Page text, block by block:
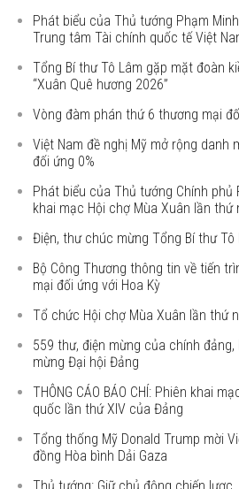
Phát biểu của Thủ tướng Phạm
Trung tâm Tài chính quốc tế Việt
Tổng Bí thư Tô Lâm gặp mặt đoàn
“Xuân Quê hương 2026”
Vòng đàm phán thứ 6 thương mại
Việt Nam đề nghị Mỹ mở rộng danh
đối ứng 0%
Phát biểu của Thủ tướng Chính phủ
khai mạc Hội chợ Mùa Xuân lần thứ
Điện, thư chúc mừng Tổng Bí thư Tô
Bộ Công Thương thông tin về tiến
mại đối ứng với Hoa Kỳ
Tổ chức Hội chợ Mùa Xuân lần thứ
559 thư, điện mừng của chính
mừng Đại hội Đảng
THÔNG CÁO BÁO CHÍ: Phiên khai
quốc lần thứ XIV của Đảng
Tổng thống Mỹ Donald Trump mời
đồng Hòa bình Dải Gaza